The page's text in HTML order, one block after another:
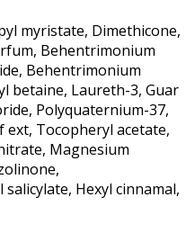
myristate, Dimethicone,
Behentrimonium
Behentrimonium
betaine, Laureth-3, Guar
Polyquaternium-37,
ext, Tocopheryl acetate,
Magnesium
Hexyl cinnamal,